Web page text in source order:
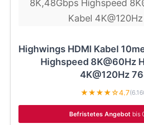
Highwings HDMI Kabel
Highspeed 8K@60Hz
4K@120Hz
★★★★☆4.7
Befristetes Angebot bis